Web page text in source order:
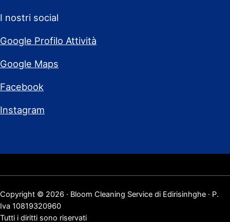
I nostri social
Google Profilo Attività
Google Maps
Facebook
Instagram
Copyright © 2026 · Bloom Cleaning Service di Edirisinhghe · P.
Iva 10819320960
Tutti i diritti sono riservati